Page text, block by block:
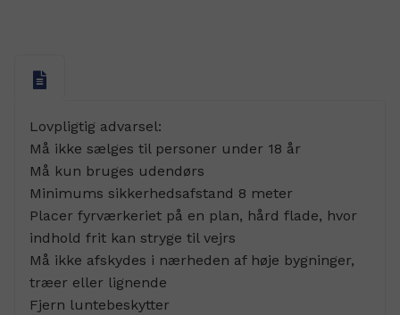
Lovpligtig advarsel:
Må ikke sælges til personer under 18 år
Må kun bruges udendørs
Minimums sikkerhedsafstand 8 meter
Placer fyrværkeriet på en plan, hård flade, hvor
indhold frit kan stryge til vejrs
Må ikke afskydes i nærheden af høje bygninger,
træer eller lignende
Fjern luntebeskytter